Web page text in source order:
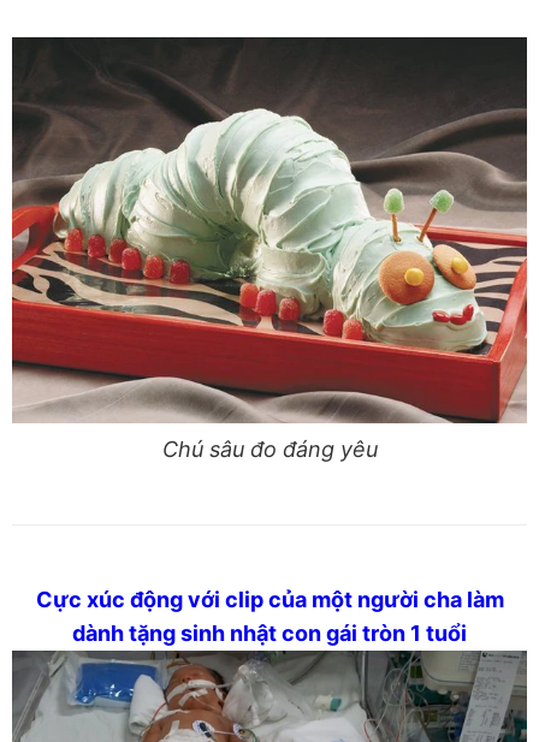
Chú sâu đo đáng yêu
Cực xúc động với clip của một người cha làm
dành tặng sinh nhật con gái tròn 1 tuổi